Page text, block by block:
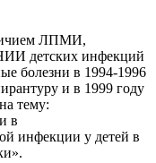
ЛПМИ,
детских инфекций
болезни в 1994-1996
и в 1999 году
тему:
в
инфекции у детей в